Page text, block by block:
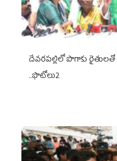
దేవరపల్లిలో పొగాకు
..ఫొటోలు2